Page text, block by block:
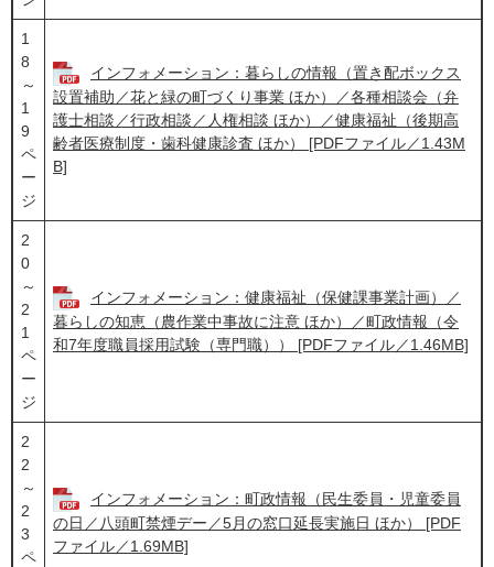
1
8
～
1
9
ペ
ー
ジ
インフォメーション：暮らしの情報（置き配ボックス
設置補助／花と緑の町づくり事業 ほか）／各種相談会（弁
護士相談／行政相談／人権相談 ほか）／健康福祉（後期高
齢者医療制度・歯科健康診査 ほか） [PDFファイル／1.43M
B]
2
0
～
2
1
ペ
ー
ジ
インフォメーション：健康福祉（保健課事業計画）／
暮らしの知恵（農作業中事故に注意 ほか）／町政情報（令
和7年度職員採用試験（専門職）） [PDFファイル／1.46MB]
2
2
～
2
3
ペ
インフォメーション：町政情報（民生委員・児童委員
の日／八頭町禁煙デー／5月の窓口延長実施日 ほか） [PDF
ファイル／1.69MB]